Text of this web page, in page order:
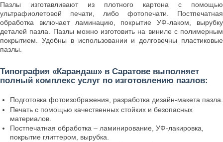
Пазлы изготавливают из плотного картона с помощью
ультрафиолетовой печати, либо фотопечати. Постпечатная
обработка включает ламинацию, покрытие УФ-лаком, вырубку
деталей пазла. Пазлы можно изготовить на виниле с полимерным
покрытием. Удобны в использовании и долговечны пластиковые
пазлы.
Типография «Карандаш» в Саратове выполняет
полный комплекс услуг по изготовлению пазлов:
Подготовка фотоизображения, разработка дизайн-макета пазла.
Печать с помощью качественных стойких и безопасных
материалов.
Постпечатная обработка – ламинирование, УФ-лакировка,
покрытие глиттером, вырубка.